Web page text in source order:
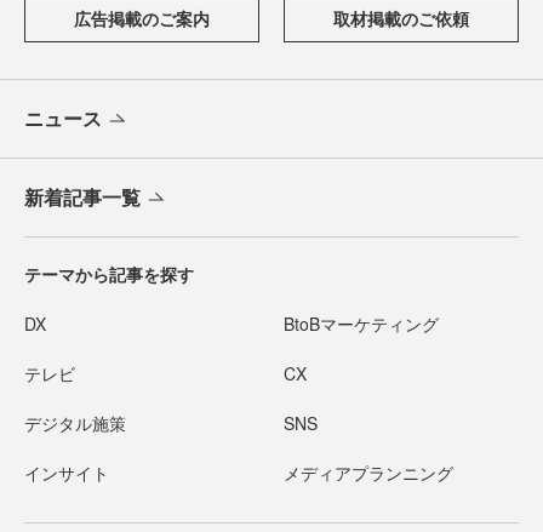
広告掲載のご案内 取材掲載のご依頼
ニュース
新着記事一覧
テーマから記事を探す
DX BtoBマーケティング
テレビ CX
デジタル施策 SNS
インサイト メディアプランニング